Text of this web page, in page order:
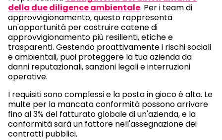
della due diligence ambientale. Per i team di
approvvigionamento, questo rappresenta
un'opportunità per costruire catene di
approvvigionamento più resilienti, etiche e
trasparenti. Gestendo proattivamente i rischi sociali
e ambientali, puoi proteggere la tua azienda da
danni reputazionali, sanzioni legali e interruzioni
operative.
I requisiti sono complessi e la posta in gioco è alta. Le
multe per la mancata conformità possono arrivare
fino al 3% del fatturato globale di un'azienda, e la
conformità sarà un fattore nell'assegnazione dei
contratti pubblici.